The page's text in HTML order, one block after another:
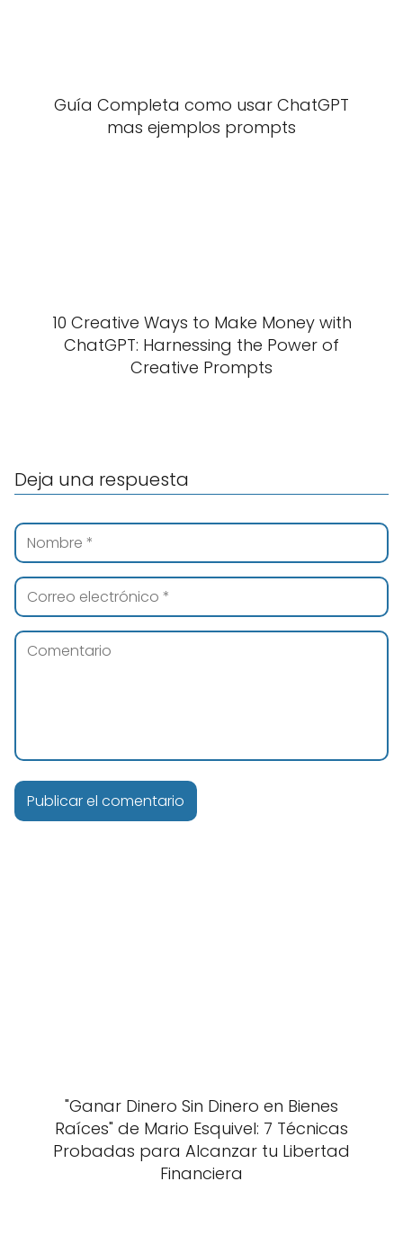
Guía Completa como usar ChatGPT
mas ejemplos prompts
10 Creative Ways to Make Money with
ChatGPT: Harnessing the Power of
Creative Prompts
Deja una respuesta
"Ganar Dinero Sin Dinero en Bienes
Raíces" de Mario Esquivel: 7 Técnicas
Probadas para Alcanzar tu Libertad
Financiera